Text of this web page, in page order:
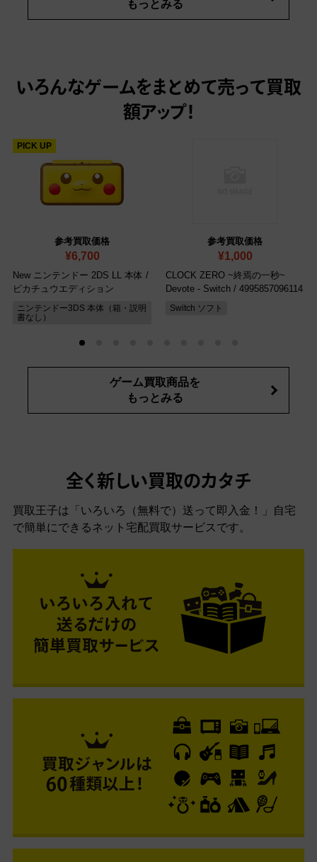
もっとみる
いろんなゲームをまとめて売って 買取
額アップ！
参考買取価格
¥6,700
PICK UP
New ニンテンドー 2DS LL 本体 /
ピカチュウエディション
ニンテンドー3DS 本体（箱・説明
書なし）
参考買取価格
¥1,000
CLOCK ZERO ~終焉の一秒~
Devote - Switch / 4995857096114
Switch ソフト
ゲーム買取商品を
もっとみる
全く新しい買取のカタチ
買取王子は「いろいろ（無料で）送って即入金！」自宅
で簡単にできるネット宅配買取サービスです。